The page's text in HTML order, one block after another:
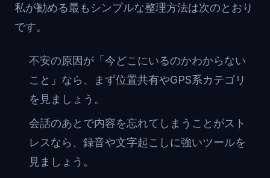
私が勧める最もシンプルな整理方法は次のとおり
です。
不安の原因が「今どこにいるのかわからない
こと」なら、まず位置共有やGPS系カテゴリ
を見ましょう。
会話のあとで内容を忘れてしまうことがスト
レスなら、録音や文字起こしに強いツールを
見ましょう。